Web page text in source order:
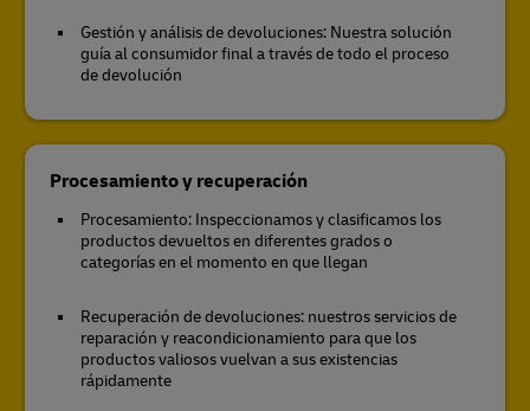
Gestión y análisis de devoluciones: Nuestra solución
guía al consumidor final a través de todo el proceso
de devolución
Procesamiento y recuperación
Procesamiento: Inspeccionamos y clasificamos los
productos devueltos en diferentes grados o
categorías en el momento en que llegan
Recuperación de devoluciones: nuestros servicios de
reparación y reacondicionamiento para que los
productos valiosos vuelvan a sus existencias
rápidamente